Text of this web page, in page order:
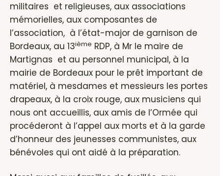
militaires et religieuses, aux associations
mémorielles, aux composantes de
l’association, à l’état-major de garnison de
Bordeaux, au 13ième RDP, à Mr le maire de
Martignas et au personnel municipal, à la
mairie de Bordeaux pour le prêt important de
matériel, à mesdames et messieurs les portes
drapeaux, à la croix rouge, aux musiciens qui
nous ont accueillis, aux amis de l’Ormée qui
procéderont à l’appel aux morts et à la garde
d’honneur des jeunesses communistes, aux
bénévoles qui ont aidé à la préparation.